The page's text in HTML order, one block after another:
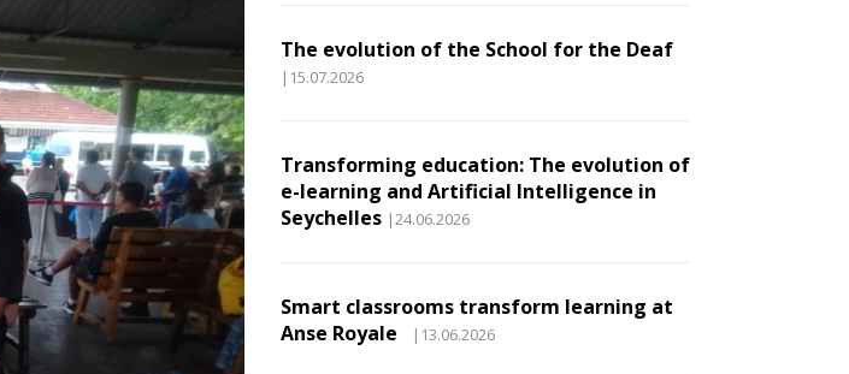
The evolution of the School for the Deaf
|15.07.2026
Transforming education: The evolution of
e-learning and Artificial Intelligence in
Seychelles |24.06.2026
Smart classrooms transform learning at
Anse Royale
|13.06.2026